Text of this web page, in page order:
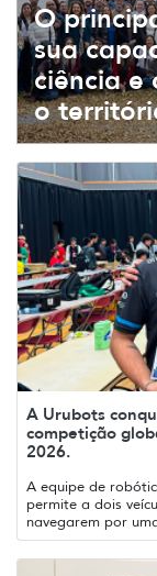
O
sua
ciência e
o
A Urubots
competição
2026.
A equipe de
permite a dois
navegarem por